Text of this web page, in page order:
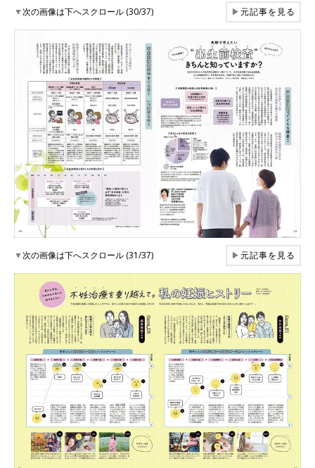
▼次の画像は下へスクロール (30/37) ▶元記事を見る
▼次の画像は下へスクロール (31/37) ▶元記事を見る